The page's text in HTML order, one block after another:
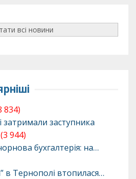
всі новини
834)
заступника
(3 944)
бухгалтерія: на…
в Тернополі втопилася…